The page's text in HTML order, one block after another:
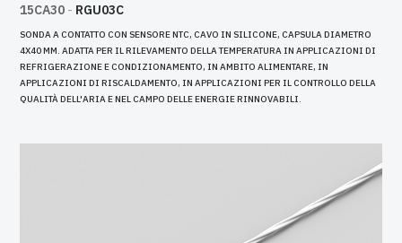
15CA30 - RGU03C
SONDA A CONTATTO CON SENSORE NTC, CAVO IN SILICONE, CAPSULA DIAMETRO
4X40 MM. ADATTA PER IL RILEVAMENTO DELLA TEMPERATURA IN APPLICAZIONI DI
REFRIGERAZIONE E CONDIZIONAMENTO, IN AMBITO ALIMENTARE, IN
APPLICAZIONI DI RISCALDAMENTO, IN APPLICAZIONI PER IL CONTROLLO DELLA
QUALITÀ DELL'ARIA E NEL CAMPO DELLE ENERGIE RINNOVABILI.